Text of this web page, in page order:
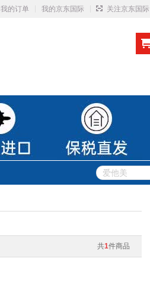
我的订单 我的京东国际 关注京东国际
共1件商品